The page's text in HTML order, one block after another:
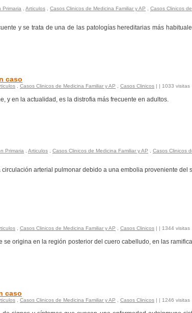
Primaria Articulos Casos Clinicos de Medicina Familiar y AP
Casos Clinicos de
y se trata de una de las patologías hereditarias más
caso
Casos Clinicos de Medicina Familiar y AP Casos Clinicos | | 1033 visitas
y en la actualidad, es la distrofia más frecuente en adultos.
Primaria Articulos Casos Clinicos de Medicina Familiar y AP
Casos Clinicos
arterial pulmonar debido a una embolia proveniente del
Casos Clinicos de Medicina Familiar y AP Casos Clinicos | | 1344 visitas
origina en la región posterior del cuero cabelludo, en las
caso
Casos Clinicos de Medicina Familiar y AP Casos Clinicos | | 1246 visitas